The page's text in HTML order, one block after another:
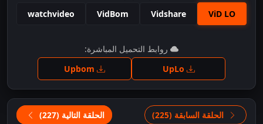
ViD LO
Vidshare
VidBom
watchvideo
اضغط للمشاهدة
روابط التحميل المباشرة:
الحلقة السابقة (225) الحلقة التالية (227)